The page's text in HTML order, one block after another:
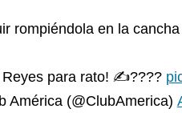
rompiéndola en la
Reyes para rato! ✍️????
América (@ClubAmerica)